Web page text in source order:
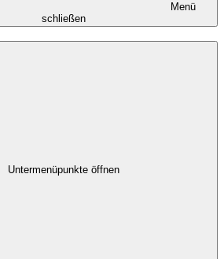
Menü
schließen
Untermenüpunkte öffnen